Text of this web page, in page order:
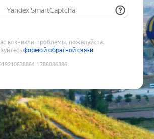
Yandex SmartCaptcha
возникли проблемы, пожалуйста,
формой обратной связи
:1786086386